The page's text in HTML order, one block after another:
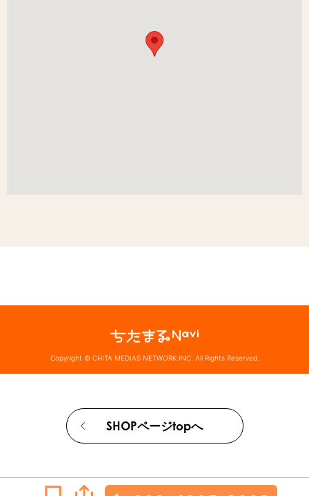
Copyright © CHITA MEDIAS NETWORK INC. All Rights Reserved.
SHOPページtopへ